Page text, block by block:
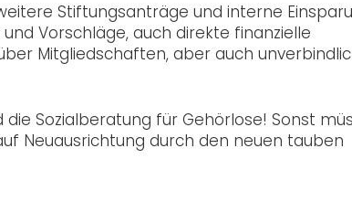
Stiftungsanträge und interne
Vorschläge, auch direkte finanzielle
Mitgliedschaften, aber auch
die Sozialberatung für Gehörlose! Sonst
Neuausrichtung durch den neuen tauben